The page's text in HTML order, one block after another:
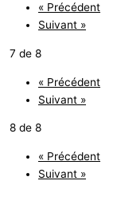
« Précédent
Suivant »
7 de 8
« Précédent
Suivant »
8 de 8
« Précédent
Suivant »